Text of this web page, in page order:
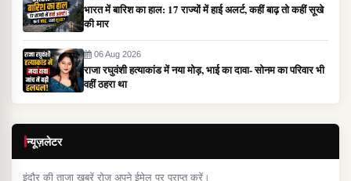
भारत में बारिश का हाल: 17 राज्यों में हाई अलर्ट, कहीं बाढ़ तो कहीं सूखे
की मार
06 Aug 2026
राजा रघुवंशी हत्याकांड में नया मोड़, भाई का दावा- सोनम का परिवार भी
वहीं ठहरा था
न्यूज़लेटर
इंदौर की ताजा खबरें रोज़ अपने ईमेल पर प्राप्त करें।